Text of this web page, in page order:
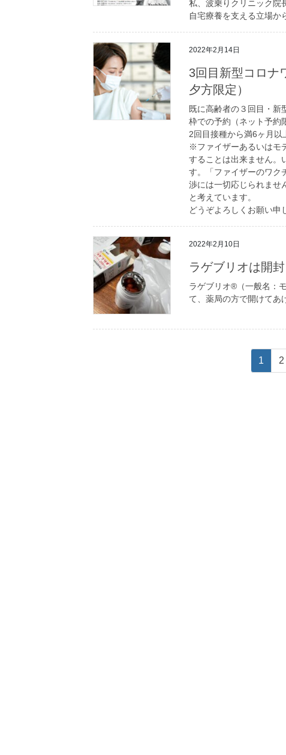
私、波乗りクリニック院
自宅療養を支える立場か
2022年2月14日
3回目新型コロナ
夕方限定）
既に高齢者の３回目・新
枠での予約（ネット予約
2回目接種から満6ヶ月以
※ファイザーあるいはモ
することは出来ません。
す。「ファイザーのワク
渉には一切応じられませ
と考えています。
どうぞよろしくお願い申
2022年2月10日
ラゲブリオは開
ラゲブリオ®（一般名：
て、薬局の方で開けてあ
ペ
ー
1
ペ
2